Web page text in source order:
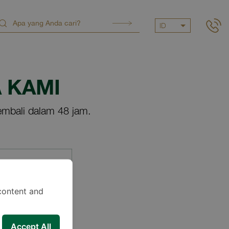
ID
KAMI
dalam 48 jam.
and
Accept All